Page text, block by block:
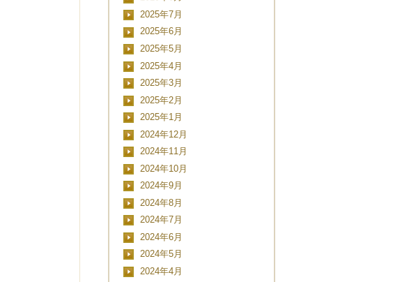
2025年7月
2025年6月
2025年5月
2025年4月
2025年3月
2025年2月
2025年1月
2024年12月
2024年11月
2024年10月
2024年9月
2024年8月
2024年7月
2024年6月
2024年5月
2024年4月